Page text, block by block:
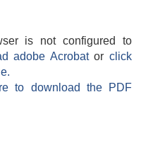
is not configured to
adobe Acrobatorclick
to download the PDF